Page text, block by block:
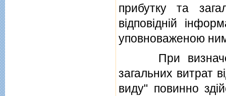
прибутку та
вiдповiднiй
уповноваженою
При
загальних витрат
виду" повинно